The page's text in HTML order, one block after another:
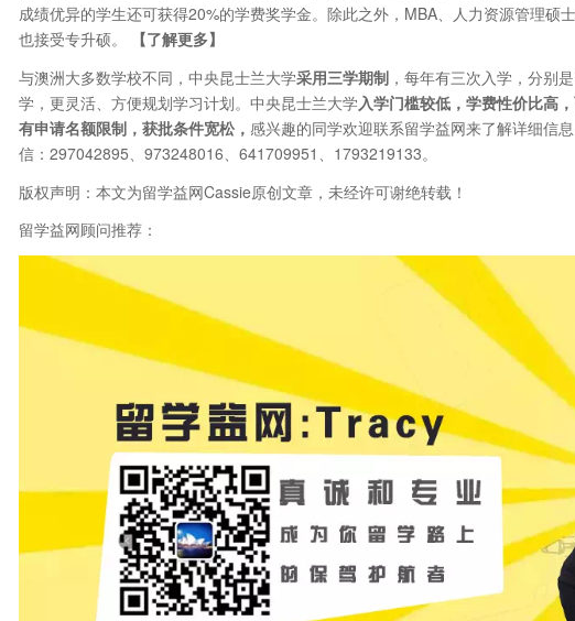
成绩优异的学生还可获得20%的学费奖学金。除此之外，MBA、人力资源管理硕
也接受专升硕。
【了解更多】
与澳洲大多数学校不同，中央昆士兰大学采用三学期制 ，每年有三次入学，分别
学，更灵活、方便规划学习计划。中央昆士兰大学入学门槛较低，学费性价比高
有申请名额限制，获批条件宽松， 感兴趣的同学欢迎联系留学益网来了解详细信
信：297042895、973248016、641709951、1793219133。
版权声明：本文为留学益网Cassie原创文章，未经许可谢绝转载！
留学益网顾问推荐：